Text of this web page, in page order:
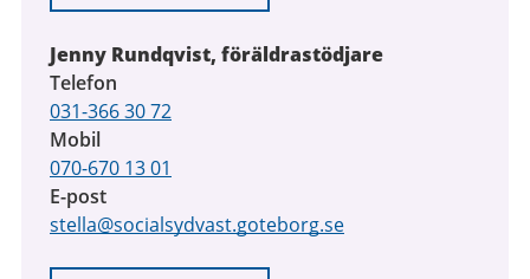
Jenny Rundqvist, föräldrastödjare
Telefon
031-366 30 72
Mobil
070-670 13 01
E-post
stella@socialsydvast.goteborg.se